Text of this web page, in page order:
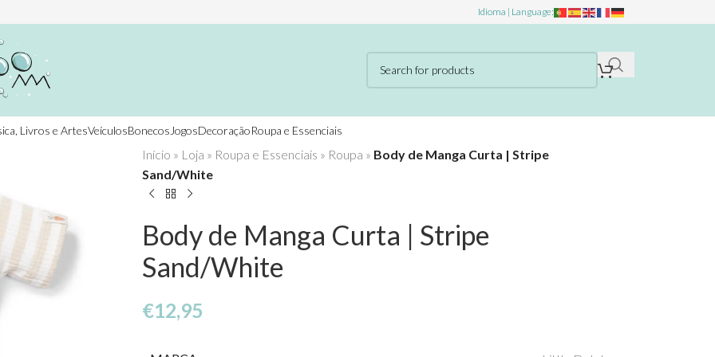
Idioma | Language:
Livros e ArtesVeículosBonecos JogosDecoraçãoRoupa e Essenciais
Início » Loja » Roupa e Essenciais » Roupa » Body de Manga Curta | Stripe
Sand/White
Body de Manga Curta | Stripe
Sand/White
€12,95